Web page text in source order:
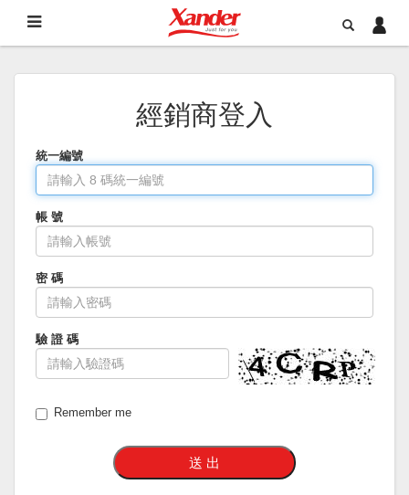
經銷商登入
統一編號
帳 號
密 碼
驗 證 碼
Remember me